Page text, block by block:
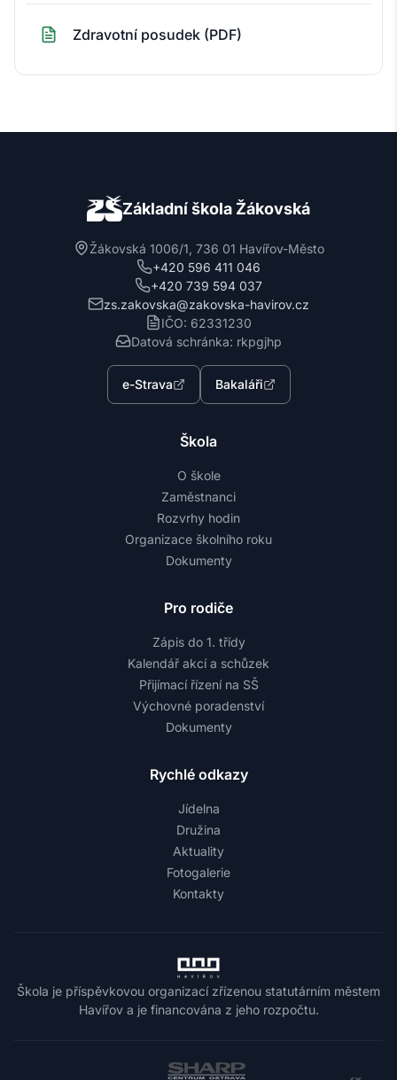
Zdravotní posudek (PDF)
Základní škola Žákovská
Žákovská 1006/1, 736 01 Havířov-Město
+420 596 411 046
+420 739 594 037
zs.zakovska@zakovska-havirov.cz
IČO: 62331230
Datová schránka: rkpgjhp
e-Strava Bakaláři
Škola
O škole
Zaměstnanci
Rozvrhy hodin
Organizace školního roku
Dokumenty
Pro rodiče
Zápis do 1. třídy
Kalendář akcí a schůzek
Přijímací řízení na SŠ
Výchovné poradenství
Dokumenty
Rychlé odkazy
Jídelna
Družina
Aktuality
Fotogalerie
Kontakty
Škola je příspěvkovou organizací zřízenou statutárním městem
Havířov a je financována z jeho rozpočtu.